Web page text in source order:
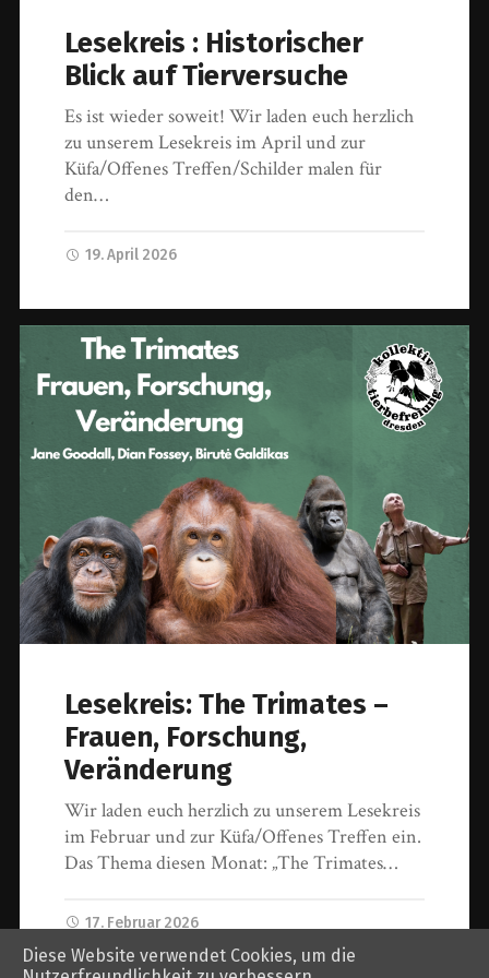
Lesekreis : Historischer
Blick auf Tierversuche
Es ist wieder soweit! Wir laden euch herzlich
zu unserem Lesekreis im April und zur
Küfa/Offenes Treffen/Schilder malen für
den…
19. April 2026
Lesekreis: The Trimates –
Frauen, Forschung,
Veränderung
Wir laden euch herzlich zu unserem Lesekreis
im Februar und zur Küfa/Offenes Treffen ein.
Das Thema diesen Monat: „The Trimates…
17. Februar 2026
Diese Website verwendet Cookies, um die